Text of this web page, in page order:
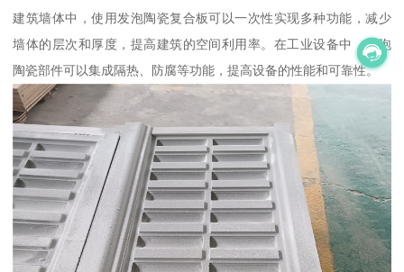
建筑墙体中，使用发泡陶瓷复合板可以一次性实现多种功能，减少
墙体的层次和厚度，提高建筑的空间利用率。在工业设备中，发泡
陶瓷部件可以集成隔热、防腐等功能，提高设备的性能和可靠性。